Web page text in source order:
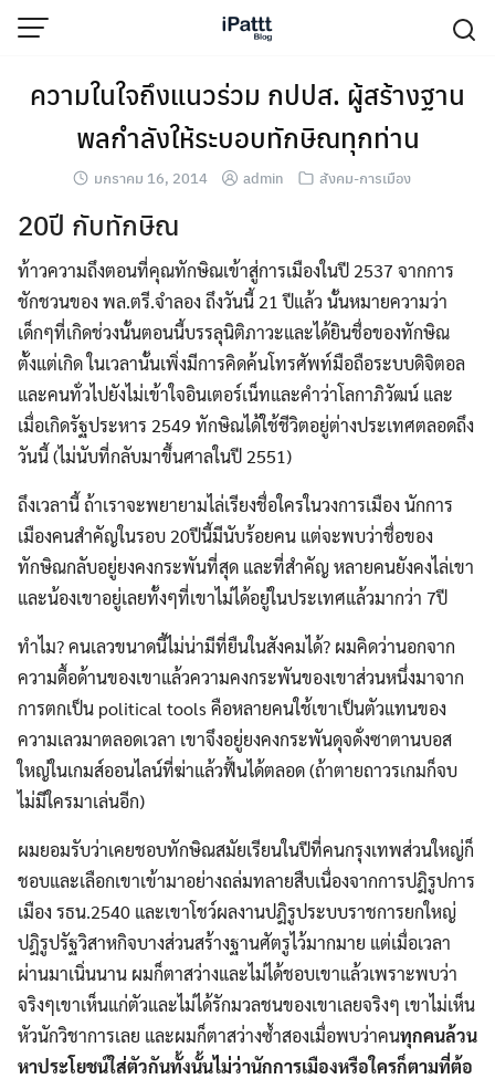
Skip
ความในใจถึงแนวร่วม กปปส. ผู้สร้างฐาน
พลกำลังให้ระบอบทักษิณทุกท่าน
มกราคม 16, 2014 admin สังคม-การเมือง
20ปี กับทักษิณ
ท้าวความถึงตอนที่คุณทักษิณเข้าสู่การเมืองในปี 2537 จากการ
ชักชวนของ พล.ตรี.จำลอง ถึงวันนี้ 21 ปีแล้ว นั้นหมายความว่า
เด็กๆที่เกิดช่วงนั้นตอนนี้บรรลุนิติภาวะและได้ยินชื่อของทักษิณ
ตั้งแต่เกิด ในเวลานั้นเพิ่งมีการคิดค้นโทรศัพท์มือถือระบบดิจิตอล
และคนทั่วไปยังไม่เข้าใจอินเตอร์เน็ทและคำว่าโลกาภิวัฒน์ และ
เมื่อเกิดรัฐประหาร 2549 ทักษิณได้ใช้ชีวิตอยู่ต่างประเทศตลอดถึง
วันนี้ (ไม่นับที่กลับมาขึ้นศาลในปี 2551)
ถึงเวลานี้ ถ้าเราจะพยายามไล่เรียงชื่อใครในวงการเมือง นักการ
เมืองคนสำคัญในรอบ 20ปีนี้มีนับร้อยคน แต่จะพบว่าชื่อของ
ทักษิณกลับอยู่ยงคงกระพันที่สุด และที่สำคัญ หลายคนยังคงไล่เขา
และน้องเขาอยู่เลยทั้งๆที่เขาไม่ได้อยู่ในประเทศแล้วมากว่า 7ปี
ทำไม? คนเลวขนาดนี้ไม่น่ามีที่ยืนในสังคมได้? ผมคิดว่านอกจาก
ความดื้อด้านของเขาแล้วความคงกระพันของเขาส่วนหนึ่งมาจาก
การตกเป็น political tools คือหลายคนใช้เขาเป็นตัวแทนของ
ความเลวมาตลอดเวลา เขาจึงอยู่ยงคงกระพันดุจดั่งซาตานบอส
ใหญ่ในเกมส์ออนไลน์ที่ฆ่าแล้วฟื้นได้ตลอด (ถ้าตายถาวรเกมก็จบ
ไม่มีใครมาเล่นอีก)
ผมยอมรับว่าเคยชอบทักษิณสมัยเรียนในปีที่คนกรุงเทพส่วนใหญ่ก็
ชอบและเลือกเขาเข้ามาอย่างถล่มทลายสืบเนื่องจากการปฎิรูปการ
เมือง รธน.2540 และเขาโชว์ผลงานปฎิรูประบบราชการยกใหญ่
ปฎิรูปรัฐวิสาหกิจบางส่วนสร้างฐานศัตรูไว้มากมาย แต่เมื่อเวลา
ผ่านมาเนิ่นนาน ผมก็ตาสว่างและไม่ได้ชอบเขาแล้วเพราะพบว่า
จริงๆเขาเห็นแก่ตัวและไม่ได้รักมวลชนของเขาเลยจริงๆ เขาไม่เห็น
หัวนักวิชาการเลย และผมก็ตาสว่างซ้ำสองเมื่อพบว่าคนทุกคนล้วน
หาประโยชน์ใส่ตัวกันทั้งนั้นไม่ว่านักการเมืองหรือใครก็ตามที่ต้อ